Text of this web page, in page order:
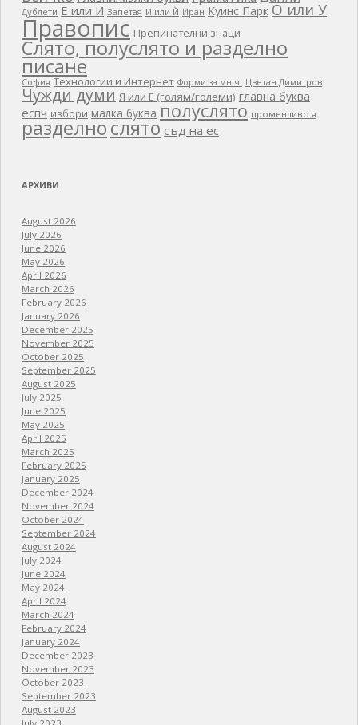
Дублети Е или И Запетая И или Й Иран Куинс Парк О или У
Правопис Препинателни знаци
Слято, полуслято и разделно
писане
София Технологии и Интернет Форми за мн.ч. Цветан Димитров
Чужди думи Я или Е (голям/големи) главна буква
еспч избори малка буква полуслято променливо я
разделнослято съд на ес
АРХИВИ
August 2026
July 2026
June 2026
May 2026
April 2026
March 2026
February 2026
January 2026
December 2025
November 2025
October 2025
September 2025
August 2025
July 2025
June 2025
May 2025
April 2025
March 2025
February 2025
January 2025
December 2024
November 2024
October 2024
September 2024
August 2024
July 2024
June 2024
May 2024
April 2024
March 2024
February 2024
January 2024
December 2023
November 2023
October 2023
September 2023
August 2023